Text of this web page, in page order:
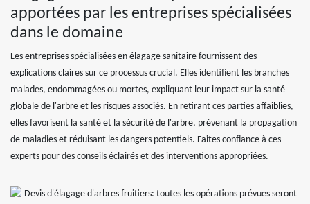
apportées par les entreprises spécialisées
dans le domaine
Les entreprises spécialisées en élagage sanitaire fournissent des
explications claires sur ce processus crucial. Elles identifient les branches
malades, endommagées ou mortes, expliquant leur impact sur la santé
globale de l'arbre et les risques associés. En retirant ces parties affaiblies,
elles favorisent la santé et la sécurité de l'arbre, prévenant la propagation
de maladies et réduisant les dangers potentiels. Faites confiance à ces
experts pour des conseils éclairés et des interventions appropriées.